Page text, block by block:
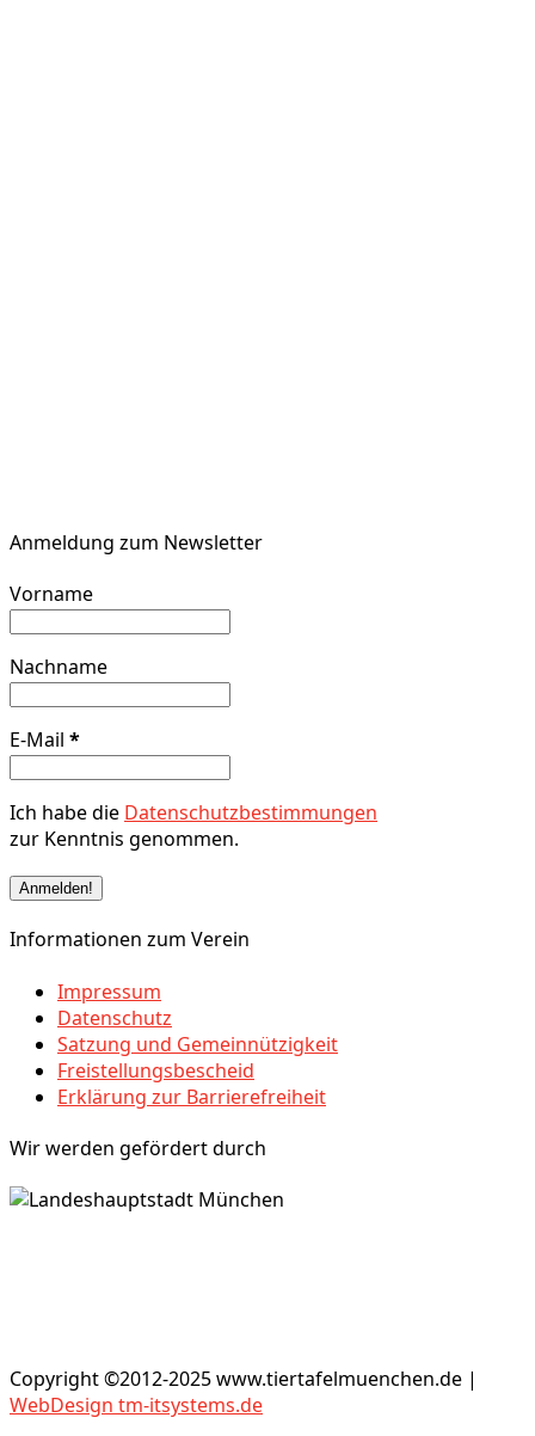
Anmeldung zum Newsletter
Vorname
Nachname
E-Mail *
Ich habe die Datenschutzbestimmungen
zur Kenntnis genommen.
Informationen zum Verein
Impressum
Datenschutz
Satzung und Gemeinnützigkeit
Freistellungsbescheid
Erklärung zur Barrierefreiheit
Wir werden gefördert durch
Copyright ©2012-2025 www.tiertafelmuenchen.de |
WebDesign tm-itsystems.de